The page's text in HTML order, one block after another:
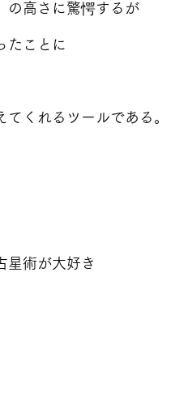
の高さに驚愕するが
たことに
くれるツールである。
星術が大好き